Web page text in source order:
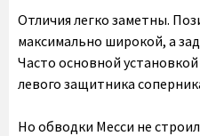
Отличия легко заметны.
максимально широкой, а
Часто основной
левого защитника
Но обводки Месси не